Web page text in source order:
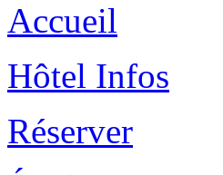
Accueil
Hôtel Infos
Réserver